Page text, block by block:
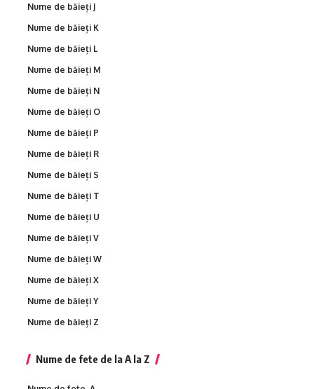
Nume de băieți J
Nume de băieți K
Nume de băieți L
Nume de băieți M
Nume de băieți N
Nume de băieți O
Nume de băieți P
Nume de băieți R
Nume de băieți S
Nume de băieți T
Nume de băieți U
Nume de băieți V
Nume de băieți W
Nume de băieți X
Nume de băieți Y
Nume de băieți Z
Nume de fete de la A la Z